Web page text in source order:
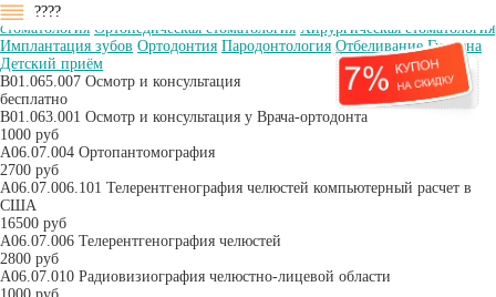
????
Все цены
стоматология Ортопедическая стоматология Хирургическая стоматология
Имплантация зубов Ортодонтия Пародонтология Отбеливание Гигиена
Детский приём
В01.065.007 Осмотр и консультация
бесплатно
B01.063.001 Осмотр и консультация у Врача-ортодонта
1000 руб
А06.07.004 Ортопантомография
2700 руб
А06.07.006.101 Телерентгенография челюстей компьютерный расчет в
США
16500 руб
А06.07.006 Телерентгенография челюстей
2800 руб
А06.07.010 Радиовизиография челюстно-лицевой области